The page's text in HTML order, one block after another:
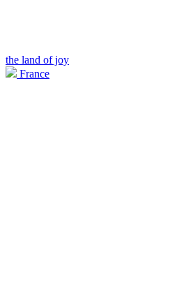
the land of joy
France